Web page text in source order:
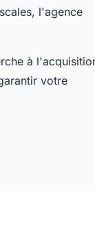
l'agence
à
votre